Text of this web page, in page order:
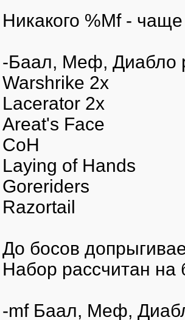
Никакого %Mf -
-Баал, Меф, Диабло
Warshrike 2х
Lacerator 2х
Areat's Face
CoH
Laying of Hands
Goreriders
Razortail
До босов
Набор рассчитан
-mf Баал, Меф,